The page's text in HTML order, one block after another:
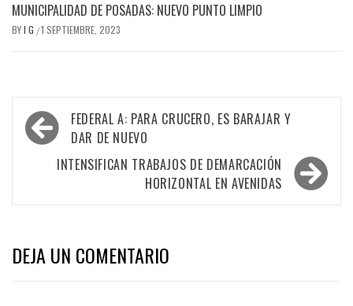
MUNICIPALIDAD DE POSADAS: NUEVO PUNTO LIMPIO
BYI G /1 SEPTIEMBRE, 2023
Navegación
de
entradas
FEDERAL A: PARA CRUCERO, ES BARAJAR Y
DAR DE NUEVO
INTENSIFICAN TRABAJOS DE DEMARCACIÓN
HORIZONTAL EN AVENIDAS
DEJA UN COMENTARIO